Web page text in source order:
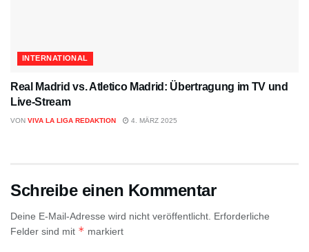
INTERNATIONAL
Real Madrid vs. Atletico Madrid: Übertragung im TV und
Live-Stream
VON VIVA LA LIGA REDAKTION 4. MÄRZ 2025
Schreibe einen Kommentar
Deine E-Mail-Adresse wird nicht veröffentlicht. Erforderliche
Felder sind mit * markiert